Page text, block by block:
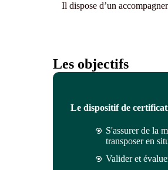
Il dispose d’un
Les objectifs
Le dispositif de
S'assurer de la
transposer en
Valider et